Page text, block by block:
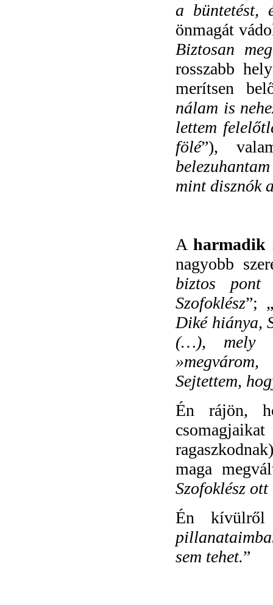
a büntetést,
önmagát
Biztosan
rosszabb
merítsen
nálam is
lettem
fölé”),
mint disznók
A harmadik
nagyobb
biztos pont
Szofoklész”; „
Diké hiánya,
(…), mely
Sejtettem,
Én rájön,
maga
Szofoklész
Én
sem tehet.”